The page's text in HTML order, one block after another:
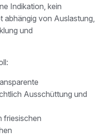
Indikation, kein
abhängig von Auslastung,
und
Ausschüttung und
friesischen